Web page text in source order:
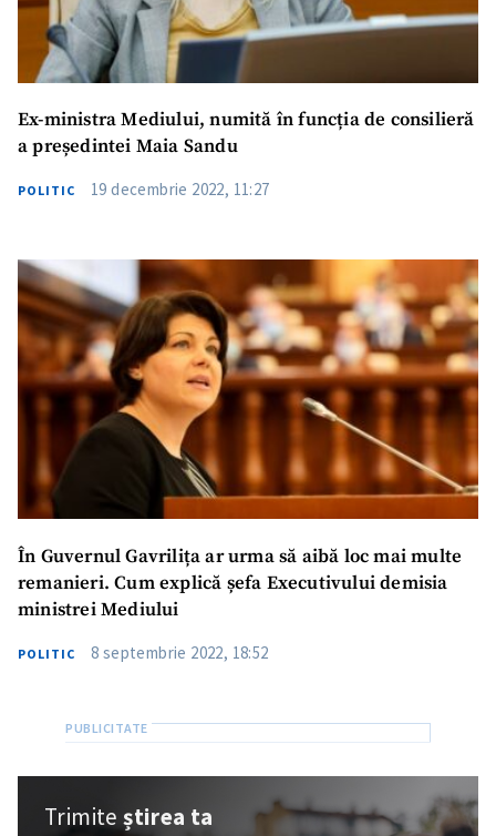
Ex-ministra Mediului, numită în funcția de consilieră
a președintei Maia Sandu
POLITIC 19 decembrie 2022, 11:27
În Guvernul Gavrilița ar urma să aibă loc mai multe
remanieri. Cum explică șefa Executivului demisia
ministrei Mediului
POLITIC 8 septembrie 2022, 18:52
Trimiteștirea ta